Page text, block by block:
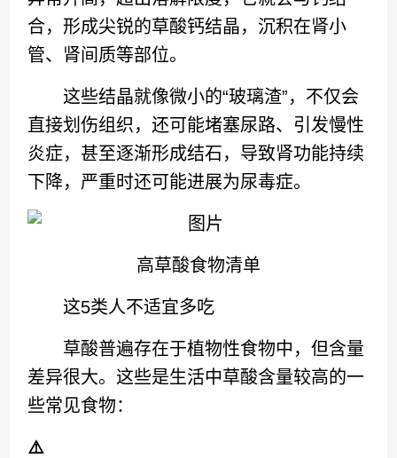
合，形成尖锐的草酸钙结晶，沉积在肾小
管、肾间质等部位。
这些结晶就像微小的“玻璃渣”，不仅会
直接划伤组织，还可能堵塞尿路、引发慢性
炎症，甚至逐渐形成结石，导致肾功能持续
下降，严重时还可能进展为尿毒症。
高草酸食物清单
这5类人不适宜多吃
草酸普遍存在于植物性食物中，但含量
差异很大。这些是生活中草酸含量较高的一
些常见食物：
⚠️